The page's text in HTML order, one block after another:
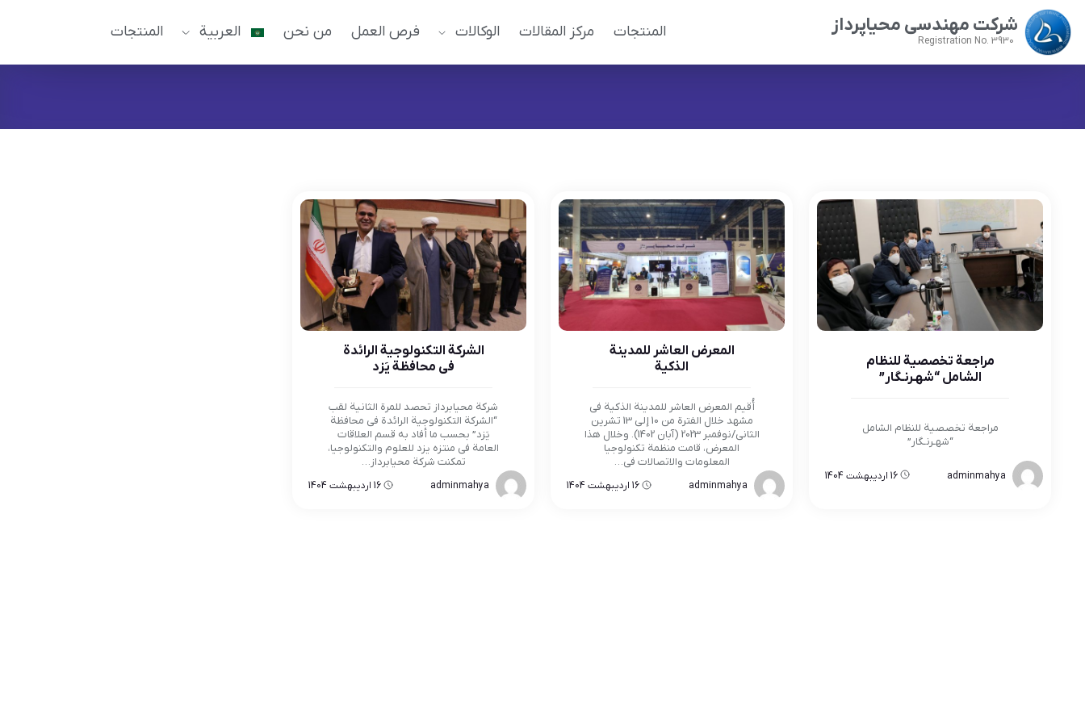
شرکت مهندسی محیاپرداز
Registration No. 3930 المنتجات مركز المقالات الوكالات فرص العمل من نحن العربية المنتجات
مراجعة تخصصية للنظام
الشامل “شهـرنـگار”
مراجعة تخصصية للنظام الشامل
“شهـرنـگار”
adminmahya
المعرض العاشر للمدينة
الذكية
أُقيم المعرض العاشر للمدينة الذكية في
مشهد خلال الفترة من 10 إلى 13 تشرين
الثاني/نوفمبر 2023 (آبان 1402). وخلال هذا
المعرض، قامت منظمة تكنولوجيا
المعلومات والاتصالات في…
adminmahya
الشركة التكنولوجية الرائدة
في محافظة يَزد
شركة محيابرداز تحصد للمرة الثانية لقب
“الشركة التكنولوجية الرائدة في محافظة
يَزد” بحسب ما أفاد به قسم العلاقات
العامة في منتزه يزد للعلوم والتكنولوجيا،
تمكنت شركة محيابرداز…
adminmahya